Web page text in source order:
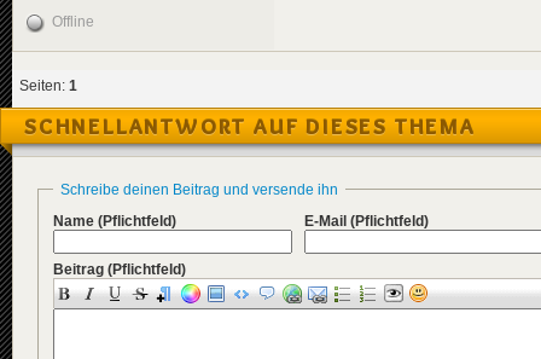
Offline
Seiten: 1
SCHNELLANTWORT AUF DIESES THEMA
Schreibe deinen Beitrag und versende ihn
Name (Pflichtfeld) E-Mail (Pflichtfeld)
Beitrag (Pflichtfeld)